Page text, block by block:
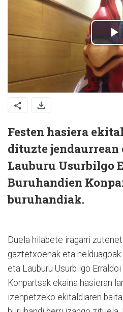
Festen hasiera
dituzte jendaurrean
Lauburu Usurbilgo
Buruhandien
buruhandiak.
Duela hilabete iragarri
gaztetxoenak eta helduagoak
eta Lauburu Usurbilgo
Konpartsak ekaina hasieran
izenpetzeko ekitaldiaren